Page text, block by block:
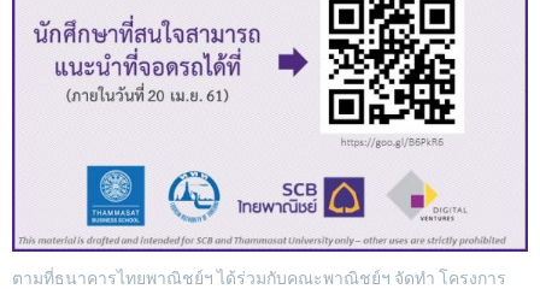
ตามที่ธนาคารไทยพาณิชย์ฯ ได้ร่วมกับคณะพาณิชย์ฯ จัดทำ โครงการ